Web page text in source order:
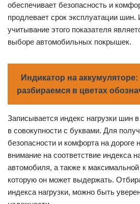
обеспечивает безопасность и
продлевает срок эксплуатации
учитывание этого показателя
выборе автомобильных покрышек.
Индикатор на аккумуляторе:
разбираемся в цветах
Записывается индекс нагрузки шин
в совокупности с буквами. Для
безопасности и комфорта на дороге
внимание на соответствие индекса
автомобиля, а также к максимальной
которую он может выдержать.
индекса нагрузки, можно быть